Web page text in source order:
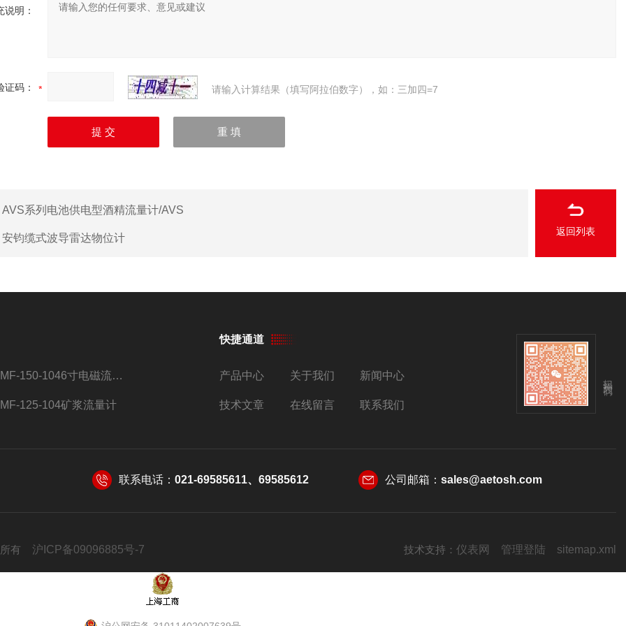
说明：
证码： 请输入计算结果（填写阿拉伯数字），如：三加四=7
AVS系列电池供电型酒精流量计/AVS
安钧缆式波导雷达物位计
返回列表
AMF-150-1046寸电磁流量计
125-104矿浆流量计
快捷通道
产品中心 关于我们 新闻中心
技术文章 在线留言 联系我们
联系电话： 021-69585611、69585612 公司邮箱： sales@aetosh.com
所有 沪ICP备09096885号-7 技术支持： 仪表网 管理登陆 sitemap.xml